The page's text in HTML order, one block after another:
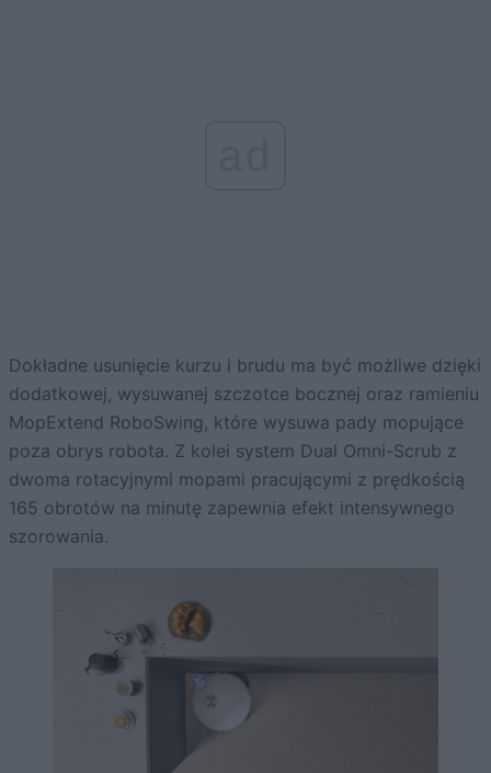
Dokładne usunięcie kurzu i brudu ma być możliwe dzięki
dodatkowej, wysuwanej szczotce bocznej oraz ramieniu
MopExtend RoboSwing, które wysuwa pady mopujące
poza obrys robota. Z kolei system Dual Omni-Scrub z
dwoma rotacyjnymi mopami pracującymi z prędkością
165 obrotów na minutę zapewnia efekt intensywnego
szorowania.